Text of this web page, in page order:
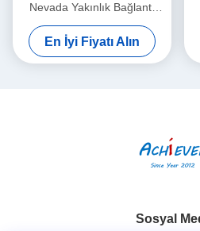
Nevada Yakınlık Bağlantı
Kablosu Zırhsız
En İyi Fiyatı Alın
Sosyal